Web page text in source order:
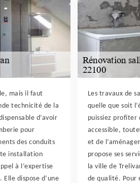
mais il faut
technicité de la
d’avoir
pour
des conduits
installation
à l’expertise
Elle dispose d’une
Les travaux de
quelle que soit
puissiez profiter
accessible,
et de
propose ses
la ville de
de qualité. Pour